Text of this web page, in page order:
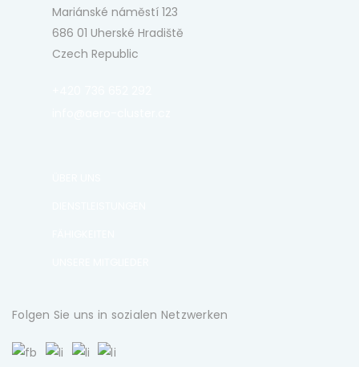
Mariánské náměstí 123
686 01 Uherské Hradiště
Czech Republic
Folgen Sie uns in sozialen Netzwerken